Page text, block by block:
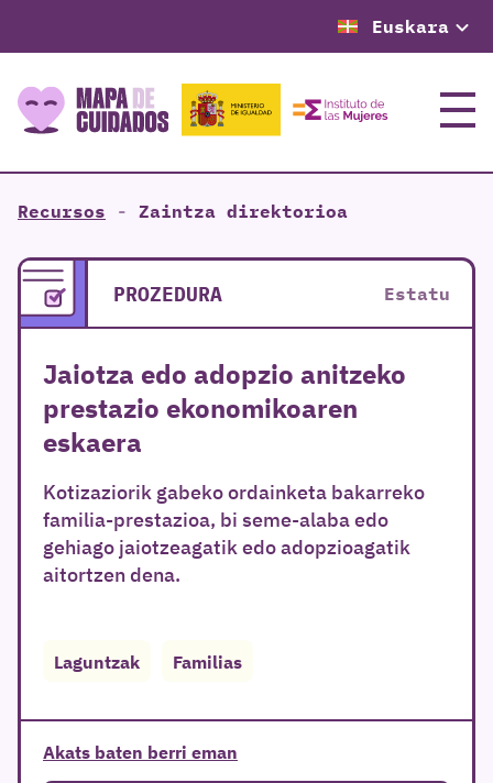
Euskara
Menua
Recursos - Zaintza direktorioa
PROZEDURA Estatu
Jaiotza edo adopzio anitzeko
prestazio ekonomikoaren
eskaera
Kotizaziorik gabeko ordainketa bakarreko
familia-prestazioa, bi seme-alaba edo
gehiago jaiotzeagatik edo adopzioagatik
aitortzen dena.
Laguntzak Familias
Akats baten berri eman